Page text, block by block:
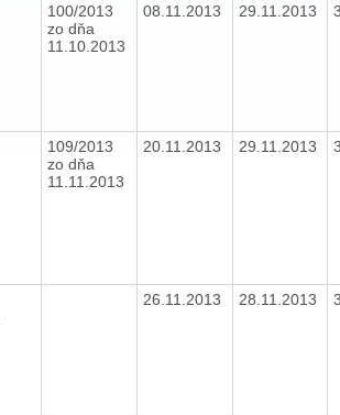
100/2013
zo dňa
11.10.2013
08.11.2013 29.11.2013
109/2013
zo dňa
11.11.2013
20.11.2013 29.11.2013
26.11.2013 28.11.2013